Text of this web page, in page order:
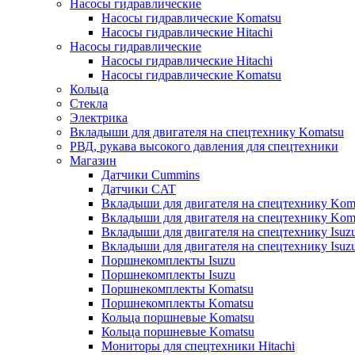
Насосы гидравлические
Насосы гидравлические Komatsu
Насосы гидравлические Hitachi
Насосы гидравлические
Насосы гидравлические Hitachi
Насосы гидравлические Komatsu
Кольца
Стекла
Электрика
Вкладыши для двигателя на спецтехнику Komatsu
РВД, рукава высокого давления для спецтехники
Магазин
Датчики Cummins
Датчики CAT
Вкладыши для двигателя на спецтехнику
Вкладыши для двигателя на спецтехнику
Вкладыши для двигателя на спецтехнику
Вкладыши для двигателя на спецтехнику
Поршнекомплекты Isuzu
Поршнекомплекты Isuzu
Поршнекомплекты Komatsu
Поршнекомплекты Komatsu
Кольца поршневые Komatsu
Кольца поршневые Komatsu
Мониторы для спецтехники Hitachi